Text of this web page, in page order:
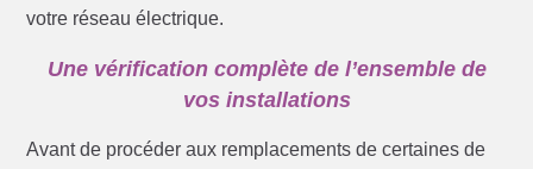
votre réseau électrique.
Une vérification complète de l’ensemble de
vos installations
Avant de procéder aux remplacements de certaines de